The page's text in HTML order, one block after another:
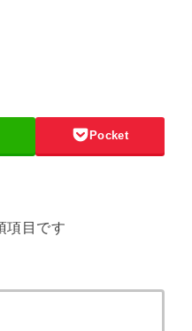
Pocket
項目です